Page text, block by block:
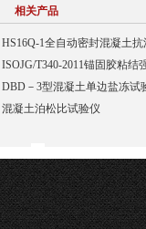
相关产品
HS16Q-1全自动密封混凝土抗
ISOJG/T340-2011锚固胶粘结
DBD－3型混凝土单边盐冻试
混凝土泊松比试验仪